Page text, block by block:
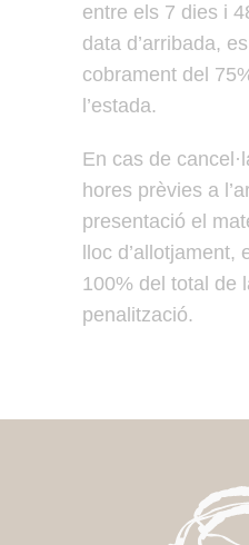
entre els 7 dies i
data d’arribada,
cobrament del
l’estada.
En cas de
hores prèvies a
presentació el
lloc d’allotjament,
100% del total de
penalització.